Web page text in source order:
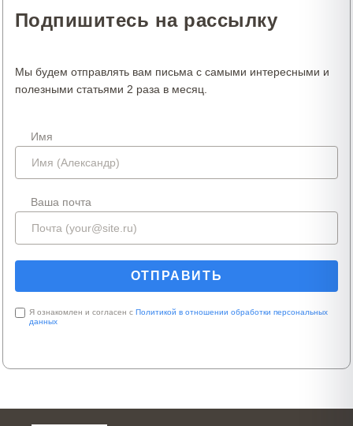
Подпишитесь на рассылку
Мы будем отправлять вам письма с самыми интересными и
полезными статьями 2 раза в месяц.
Имя
Ваша почта
Я ознакомлен и согласен с Политикой в отношении обработки персональных
данных